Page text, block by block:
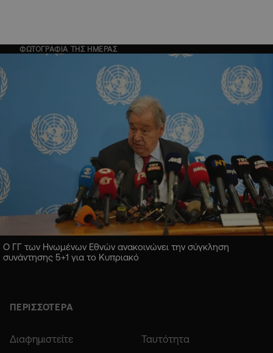
ΦΩΤΟΓΡΑΦΙΑ ΤΗΣ ΗΜΕΡΑΣ
Ο ΓΓ των Ηνωμένων Εθνών ανακοινώνει την σύγκληση
συνάντησης 5+1 για το Κυπριακό
ΠΕΡΙΣΣΟΤΕΡΑ
Διαφημιστείτε Ταυτότητα